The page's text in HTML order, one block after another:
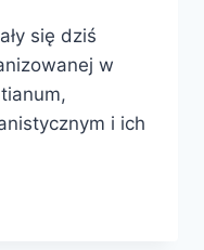
się dziś
w
i ich